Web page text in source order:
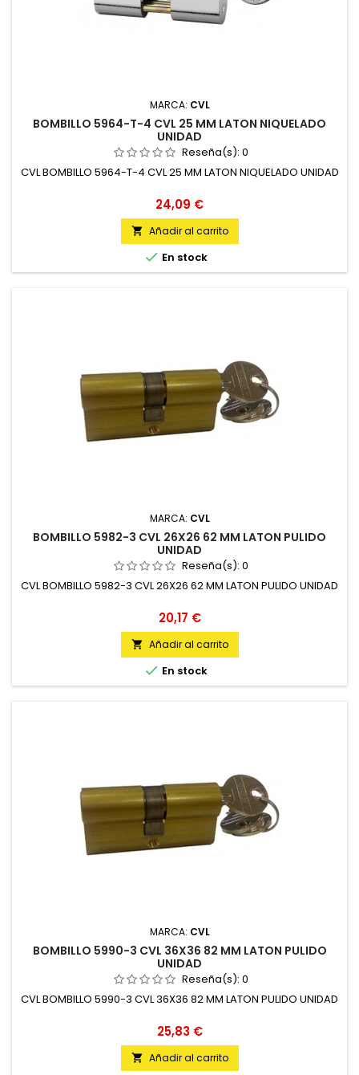
MARCA: CVL
BOMBILLO 5964-T-4 CVL 25 MM LATON NIQUELADO
UNIDAD
Reseña(s): 0
CVL BOMBILLO 5964-T-4 CVL 25 MM LATON NIQUELADO UNIDAD
Precio
24,09 €
 Añadir al carrito
 En stock
MARCA: CVL
BOMBILLO 5982-3 CVL 26X26 62 MM LATON PULIDO
UNIDAD
Reseña(s): 0
CVL BOMBILLO 5982-3 CVL 26X26 62 MM LATON PULIDO UNIDAD
Precio
20,17 €
 Añadir al carrito
 En stock
MARCA: CVL
BOMBILLO 5990-3 CVL 36X36 82 MM LATON PULIDO
UNIDAD
Reseña(s): 0
CVL BOMBILLO 5990-3 CVL 36X36 82 MM LATON PULIDO UNIDAD
Precio
25,83 €
 Añadir al carrito